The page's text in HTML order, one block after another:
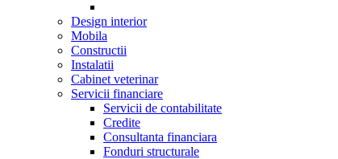
Design interior
Mobila
Constructii
Instalatii
Cabinet veterinar
Servicii financiare
Servicii de contabilitate
Credite
Consultanta financiara
Fonduri structurale